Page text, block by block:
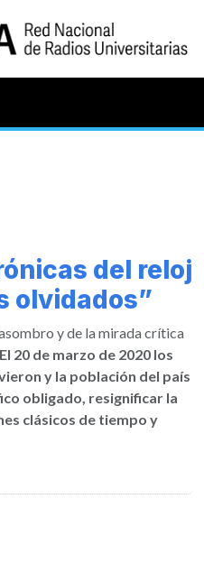
del reloj
olvidados”
y de la mirada crítica
El 20 de marzo de 2020 los
y la población del país
obligado, resignificar la
clásicos de tiempo y